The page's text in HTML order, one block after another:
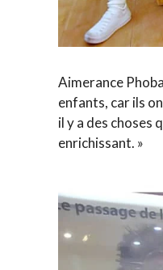
Aimerance
enfants, car ils
il y a des choses
enrichissant. »